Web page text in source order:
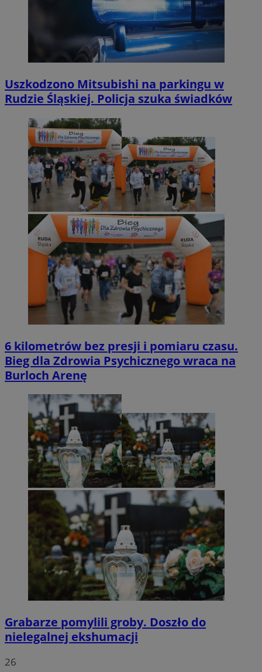
Uszkodzono Mitsubishi na parkingu w
Rudzie Śląskiej. Policja szuka świadków
6 kilometrów bez presji i pomiaru czasu.
Bieg dla Zdrowia Psychicznego wraca na
Burloch Arenę
Grabarze pomylili groby. Doszło do
nielegalnej ekshumacji
26